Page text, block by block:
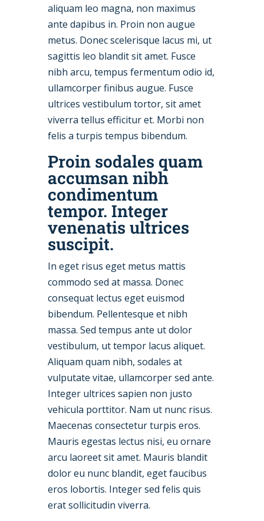
aliquam leo magna, non maximus
ante dapibus in. Proin non augue
metus. Donec scelerisque lacus mi, ut
sagittis leo blandit sit amet. Fusce
nibh arcu, tempus fermentum odio id,
ullamcorper finibus augue. Fusce
ultrices vestibulum tortor, sit amet
viverra tellus efficitur et. Morbi non
felis a turpis tempus bibendum.
Proin sodales quam
accumsan nibh
condimentum
tempor. Integer
venenatis ultrices
suscipit.
In eget risus eget metus mattis
commodo sed at massa. Donec
consequat lectus eget euismod
bibendum. Pellentesque et nibh
massa. Sed tempus ante ut dolor
vestibulum, ut tempor lacus aliquet.
Aliquam quam nibh, sodales at
vulputate vitae, ullamcorper sed ante.
Integer ultrices sapien non justo
vehicula porttitor. Nam ut nunc risus.
Maecenas consectetur turpis eros.
Mauris egestas lectus nisi, eu ornare
arcu laoreet sit amet. Mauris blandit
dolor eu nunc blandit, eget faucibus
eros lobortis. Integer sed felis quis
erat sollicitudin viverra.